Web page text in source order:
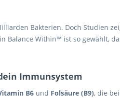
Bakterien. Doch Studien
Balance Within™ ist so gewählt,
Immunsystem
B6 und Folsäure (B9), die